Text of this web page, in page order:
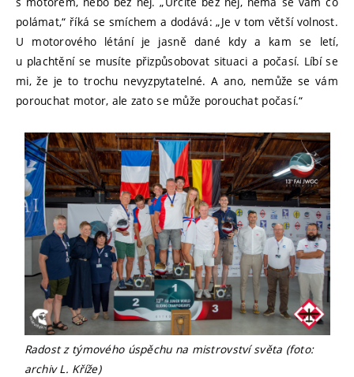
polámat,“ říká se smíchem a dodává: „Je v tom větší volnost.
U motorového létání je jasně dané kdy a kam se letí,
u plachtění se musíte přizpůsobovat situaci a počasí. Líbí se
mi, že je to trochu nevyzpytatelné. A ano, nemůže se vám
porouchat motor, ale zato se může porouchat počasí.“
Radost z týmového úspěchu na mistrovství světa (foto:
archiv L. Kříže)